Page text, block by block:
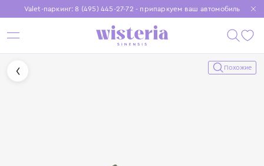
Valet-паркинг: 8 (495) 445-27-72 - припаркуем ваш автомобиль
Бесплатная доставка при заказе от 15 000 ₽
Установите приложение, чтобы покупки были еще удобнее
Похожие